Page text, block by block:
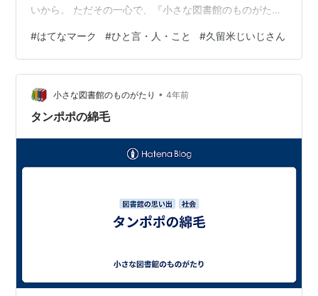
いから。 ただその一心で、『小さな図書館のものがた
議に思いつつも、当初、ほとんど関心をもつこともな
く、ましてや他のブログも覗くこともなく、書くことだ
けに専念していた私でした。 そんな私に、それとなくマ
ークの意味を伝授、いろんなブログを訪ねることを教え
てくださったり、時にはあたたかい言葉で励ましてくだ
#はてなマーク #ひと言・人・こと #久留米じいじさん
小さな図書館のものがたり • 4年前
タンポポの綿毛